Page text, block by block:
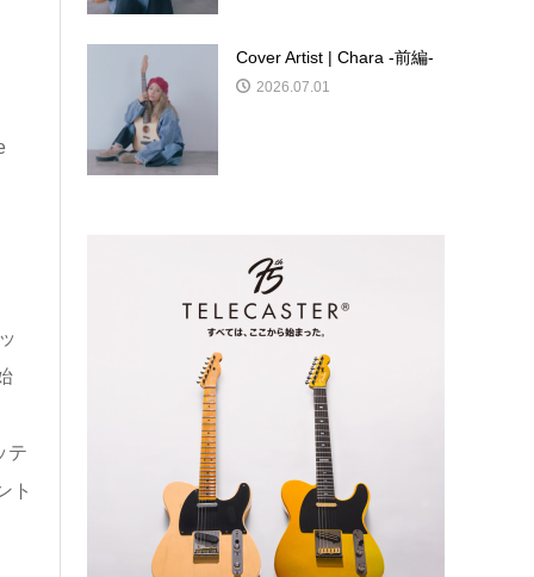
テ
ト
Cover Artist | Chara -前編-
2026.07.01